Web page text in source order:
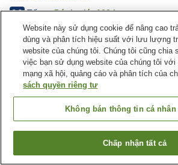
3.8 Tốt Đánh giá:160lượt
Tiện nghi chỗ nghỉ
Bãi đỗ xe
Spa /
Nhà hàng
Máy bán
Nhật Bản
Tỉnh Yamaguchi
Thành phố Sanyo- Onoda
Onoda Central
Tìm phòng trống
Website này sử dụng cookie để nâng cao
dùng và phân tích hiệu suất với lưu lượng
website của chúng tôi. Chúng tôi cũng chia
việc bạn sử dụng website của chúng tôi với
mạng xã hội, quảng cáo và phân tích của
sách quyền riêng tư
Không bán thông tin cá
Chấp nhận tất cả